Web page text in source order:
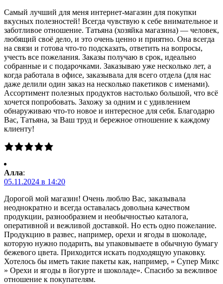
Самый лучший для меня интернет-магазин для покупки
вкусных полезностей! Всегда чувствую к себе внимательное и
заботливое отношение. Татьяна (хозяйка магазина) — человек,
любящий своё дело, и это очень ценно и приятно. Она всегда
на связи и готова что-то подсказать, ответить на вопросы,
учесть все пожелания. Заказы получаю в срок, идеально
собранные и с подарочками. Заказываю уже несколько лет, а
когда работала в офисе, заказывала для всего отдела (для нас
даже делили один заказ на несколько пакетиков с именами).
Ассортимент полезных продуктов настолько большой, что всё
хочется попробовать. Захожу за одним и с удивлением
обнаруживаю что-то новое и интересное для себя. Благодарю
Вас, Татьяна, за Ваш труд и бережное отношение к каждому
клиенту!
Алла:
05.11.2024 в 14:20
Дорогой мой магазин! Очень люблю Вас, заказывала
неоднократно и всегда оставалась довольна качеством
продукции, разнообразием и необычностью каталога,
оперативной и вежливой доставкой. Но есть одно пожелание.
Продукцию в развес, например, орехи и ягоды в шоколаде,
которую нужно подарить, вы упаковываете в обычную бумагу
бежевого цвета. Приходится искать подходящую упаковку.
Хотелось бы иметь такие пакеты как, например, » Супер Микс
» Орехи и ягоды в йогурте и шоколаде». Спасибо за вежливое
отношение к покупателям.